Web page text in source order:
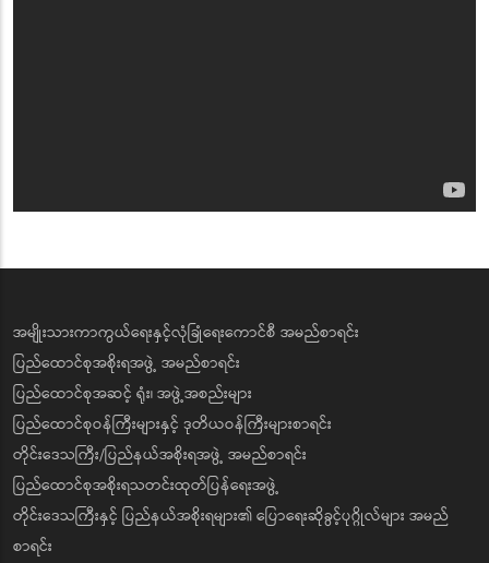
အမျိုးသားကာကွယ်ရေးနှင့်လုံခြုံရေးကောင်စီ အမည်စာရင်း
ပြည်ထောင်စုအစိုးရအဖွဲ့ အမည်စာရင်း
ပြည်ထောင်စုအဆင့် ရုံး၊ အဖွဲ့အစည်းများ
ပြည်ထောင်စုဝန်ကြီးများနှင့် ဒုတိယဝန်ကြီးများစာရင်း
တိုင်းဒေသကြီး/ပြည်နယ်အစိုးရအဖွဲ့ အမည်စာရင်း
ပြည်ထောင်စုအစိုးရသတင်းထုတ်ပြန်ရေးအဖွဲ့
တိုင်းဒေသကြီးနှင့် ပြည်နယ်အစိုးရများ၏ ပြောရေးဆိုခွင့်ပုဂ္ဂိုလ်များ အမည်
စာရင်း